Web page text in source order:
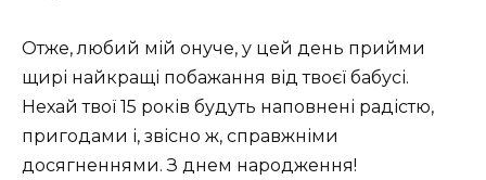
Отже, любий мій онуче, у цей день прийми
щирі найкращі побажання від твоєї бабусі.
Нехай твої 15 років будуть наповнені радістю,
пригодами і, звісно ж, справжніми
досягненнями. З днем народження!